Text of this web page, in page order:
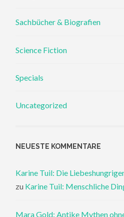
Sachbücher & Biografien
Science Fiction
Specials
Uncategorized
NEUESTE KOMMENTARE
Karine Tuil: Die
zu Karine Tuil: Menschliche
Mara Gold: Antike Mythen